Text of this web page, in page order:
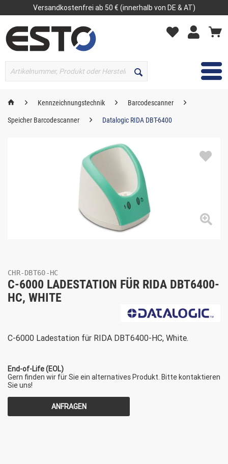
Versandkostenfrei ab 50 € (innerhalb von DE & AT)
MENÜ
Kennzeichnungstechnik Barcodescanner
Speicher Barcodescanner Datalogic RIDA DBT-6400
CHR-DBT60-HC
C-6000 LADESTATION FÜR RIDA DBT6400-
HC, WHITE
C-6000 Ladestation für RIDA DBT6400-HC, White.
End-of-Life (EOL)
Gern finden wir für Sie ein alternatives Produkt. Bitte kontaktieren
Sie uns!
ANFRAGEN